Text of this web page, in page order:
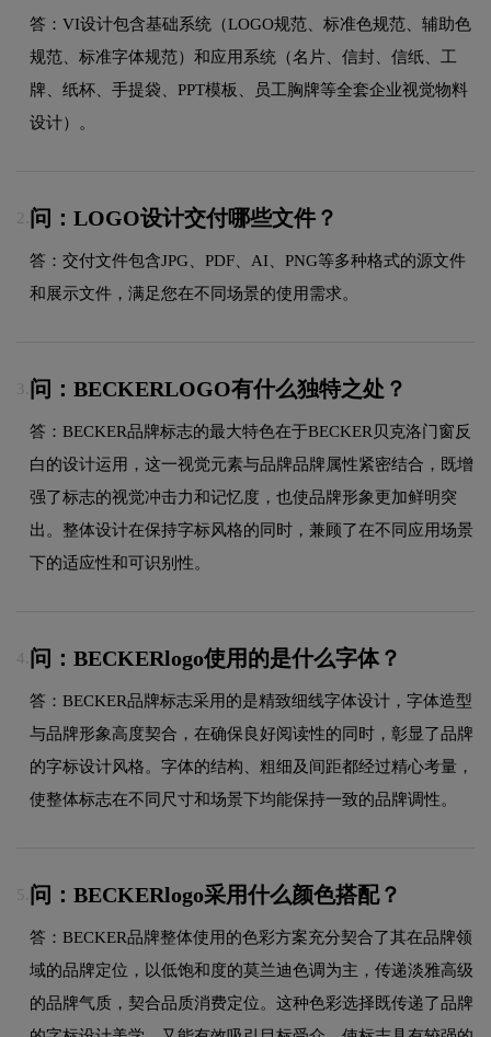
答：VI设计包含基础系统（LOGO规范、标准色规范、辅助色
规范、标准字体规范）和应用系统（名片、信封、信纸、工
牌、纸杯、手提袋、PPT模板、员工胸牌等全套企业视觉物料
设计）。
2. 问：LOGO设计交付哪些文件？
答：交付文件包含JPG、PDF、AI、PNG等多种格式的源文件
和展示文件，满足您在不同场景的使用需求。
3. 问：BECKERLOGO有什么独特之处？
答：BECKER品牌标志的最大特色在于BECKER贝克洛门窗反
白的设计运用，这一视觉元素与品牌品牌属性紧密结合，既增
强了标志的视觉冲击力和记忆度，也使品牌形象更加鲜明突
出。整体设计在保持字标风格的同时，兼顾了在不同应用场景
下的适应性和可识别性。
4. 问：BECKERlogo使用的是什么字体？
答：BECKER品牌标志采用的是精致细线字体设计，字体造型
与品牌形象高度契合，在确保良好阅读性的同时，彰显了品牌
的字标设计风格。字体的结构、粗细及间距都经过精心考量，
使整体标志在不同尺寸和场景下均能保持一致的品牌调性。
5. 问：BECKERlogo采用什么颜色搭配？
答：BECKER品牌整体使用的色彩方案充分契合了其在品牌领
域的品牌定位，以低饱和度的莫兰迪色调为主，传递淡雅高级
的品牌气质，契合品质消费定位。这种色彩选择既传递了品牌